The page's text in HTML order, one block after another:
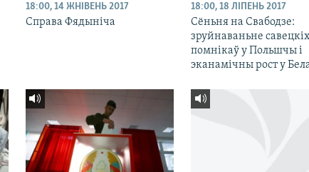
18:00, 14 ЖНІВЕНЬ 2017
Справа Фядыніча
18:00, 18 ЛІПЕНЬ 2017
Сёньня на Свабодзе:
зруйнаваньне савецкіх
помнікаў у Польшчы і
эканамічны рост у